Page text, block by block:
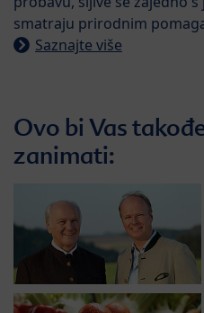
smatraju prirodnim
Saznajte više
Ovo bi Vas
zanimati: